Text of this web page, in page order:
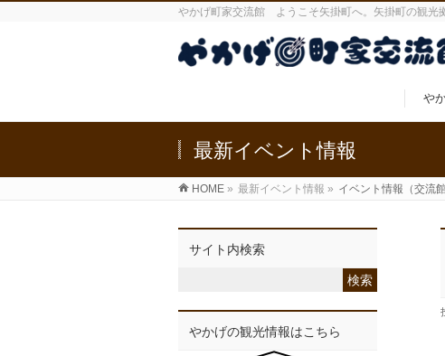
やかげ町家交流館 ようこそ矢掛町へ。矢掛町の観光
や
最新イベント情報
HOME » 最新イベント情報 » イベント情報（交流館
サイト内検索
やかげの観光情報はこちら